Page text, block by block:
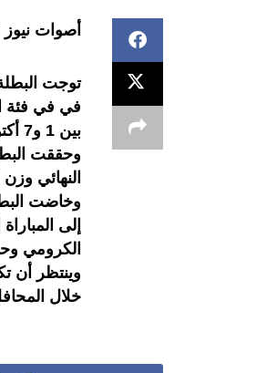
أصوات نيوز
توجت البطلة
في في فئة
بين 1 و7 أكتوبر الجاري.
وحققت
النهائي وزن
وخاضت
إلى
الكرومي
وينتظر أن
خلال المحافل